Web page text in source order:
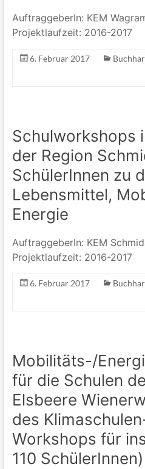
AuftraggeberIn: KEM
Projektlaufzeit: 2016-2017
6. Februar 2017
Schulworkshops
der Region
SchülerInnen zu
Lebensmittel,
Energie
AuftraggeberIn: KEM
Projektlaufzeit: 2016-2017
6. Februar 2017
Mobilitäts-/
für die Schulen
Elsbeere
des
Workshops für
110 SchülerInnen)